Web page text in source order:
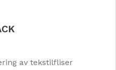
av tekstilfliser